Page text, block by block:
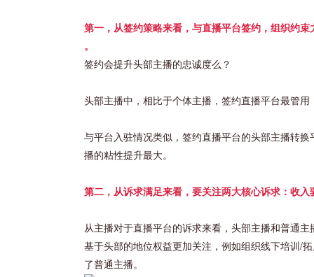
第一，从签约策略来看，与直播平台签约，组织约束
。
签约会提升头部主播的忠诚度么？
头部主播中，相比于个体主播，签约直播平台最管
与平台入驻情况类似，签约直播平台的头部主播转
播的粘性提升最大。
第二，从诉求满足来看，要关注两大核心诉求：收入
从主播对于直播平台的诉求来看，头部主播和普通
基于头部的地位权益更加关注，例如组织线下培训/
了普通主播。